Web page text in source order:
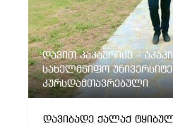
დავით კაკაურიძე –
სახელმწიფო
კურსდამთავრებული
დავიბადე ქალაქ